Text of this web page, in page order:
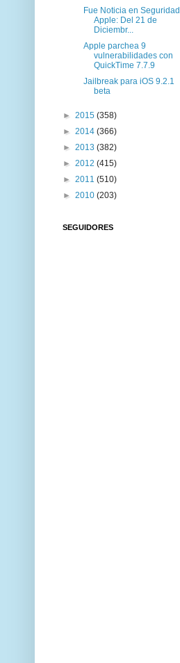
Fue Noticia en Seguridad
Apple: Del 21 de
Diciembr...
Apple parchea 9
vulnerabilidades con
QuickTime 7.7.9
Jailbreak para iOS 9.2.1
beta
► 2015 (358)
► 2014 (366)
► 2013 (382)
► 2012 (415)
► 2011 (510)
► 2010 (203)
SEGUIDORES